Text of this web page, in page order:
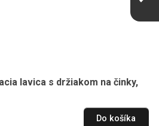
lavica s držiakom na činky,
Do košíka